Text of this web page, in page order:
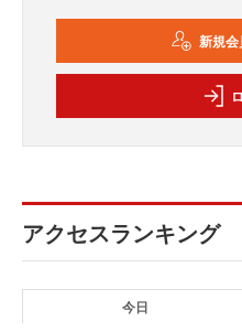
新規
アクセスランキング
今日